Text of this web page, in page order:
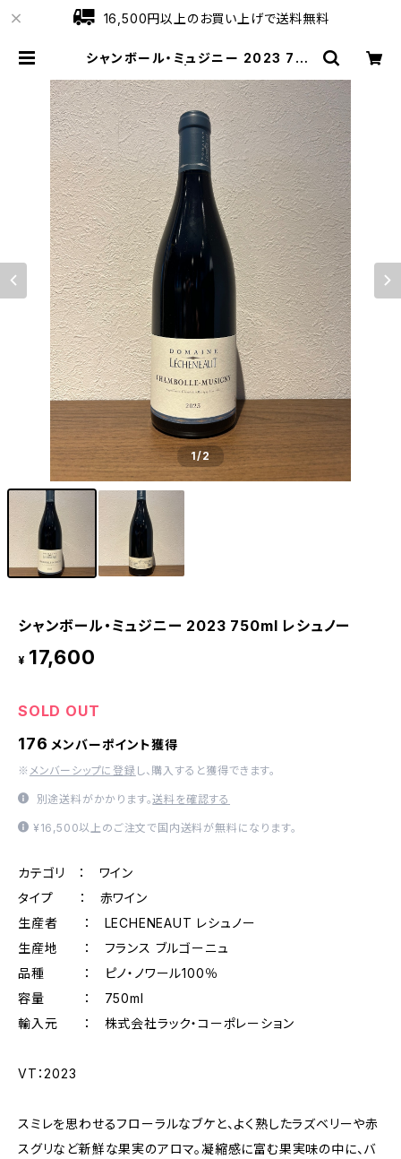
16,500円以上のお買い上げで送料無料
シャンボール・ミュジニー 2023 750
ブ
1/2
シャンボール・ミュジニー 2023 750ml レシュノー
¥ 17,600
SOLD OUT
176 メンバーポイント獲得
※ メンバーシップに登録 し、購入すると獲得できます。
別途送料がかかります。送料を確認する
¥16,500以上のご注文で国内送料が無料になります。
カテゴリ ： ワイン
タイプ ： 赤ワイン
生産者 ： LECHENEAUT レシュノー
生産地 ： フランス ブルゴーニュ
品種 ： ピノ・ノワール100％
容量 ： 750ml
輸入元 ： 株式会社ラック・コーポレーション
VT：2023
スミレを思わせるフローラルなブケと、よく熟したラズベリーや赤
スグリなど新鮮な果実のアロマ。凝縮感に富む果実味の中に、バ